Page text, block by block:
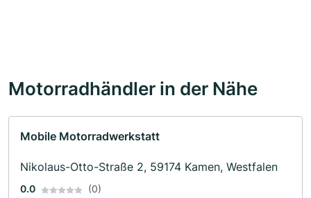
Motorradhändler in der Nähe
Mobile Motorradwerkstatt
Nikolaus-Otto-Straße 2, 59174 Kamen, Westfalen
0.0 (0)